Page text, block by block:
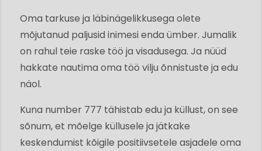
Oma tarkuse ja läbinägelikkusega olete
mõjutanud paljusid inimesi enda ümber. Jumalik
on rahul teie raske töö ja visadusega. Ja nüüd
hakkate nautima oma töö vilju õnnistuste ja edu
näol.
Kuna number 777 tähistab edu ja küllust, on see
sõnum, et mõelge küllusele ja jätkake
keskendumist kõigile positiivsetele asjadele oma